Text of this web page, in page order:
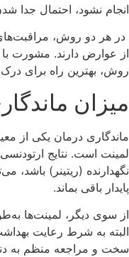
انجام نشود، احتمال جدا
در هر دو روش،
از عوارض دارند. مشورت
روش، بهترین راه برای
میزان
ماندگاری درمان یکی از
لمینت است. نتایج
نگهدارنده (ریتینر) باشد،
پایدار باقی بماند.
البته به شرط رعایت
سخت و مراجعه منظم به